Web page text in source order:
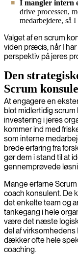
I mangler intern
drive processen,
medarbejdere, så
Valget af en scrum
viden præcis, når I
perspektiv på jeres
Den
Scrum
At engagere en
blot midlertidig
investering i jeres
kommer ind med
som interne
brede erfaring fra
gør dem i stand til at
gennemprøvede
Mange erfarne
coach konsulent. De
det enkelte team og
tankegang i hele
være det næste
del af
dækker ofte hele
coaching.